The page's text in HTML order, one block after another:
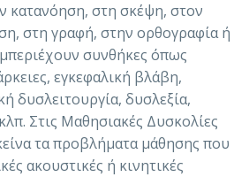
κατανόηση, στη σκέψη, στον
στη γραφή, στην ορθογραφία ή
συνθήκες όπως
εγκεφαλική βλάβη,
δυσλειτουργία, δυσλεξία,
Στις Μαθησιακές Δυσκολίες
τα προβλήματα μάθησης που
ακουστικές ή κινητικές